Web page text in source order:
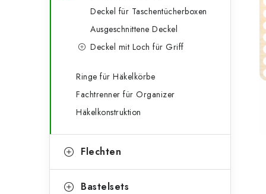
s
e
Deckel für Taschentücherboxen
Ausgeschnittene Deckel
Deckel mit Loch für Griff
Ringe für Häkelkörbe
Fachtrenner für Organizer
Häkelkonstruktion
Flechten
Bastelsets